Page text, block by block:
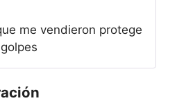
me vendieron protege